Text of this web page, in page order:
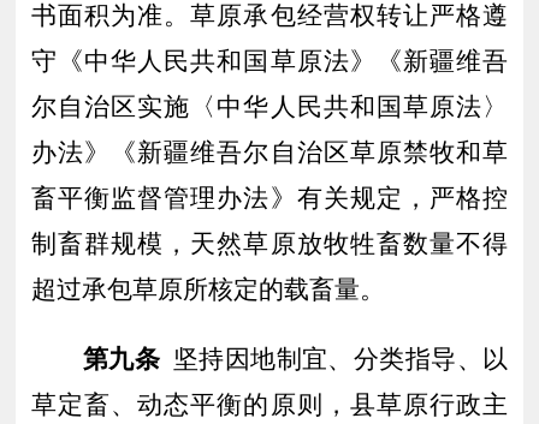
书面积为准。草原承包经营权转让严格遵
守《中华人民共和国草原法》《新疆维吾
尔自治区实施〈中华人民共和国草原法〉
办法》《新疆维吾尔自治区草原禁牧和草
畜平衡监督管理办法》有关规定，严格控
制畜群规模，天然草原放牧牲畜数量不得
超过承包草原所核定的载畜量。
第九条 坚持因地制宜、分类指导、以
草定畜、动态平衡的原则，县草原行政主